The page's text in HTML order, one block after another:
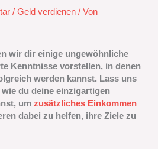
/ Geld verdienen / Von
wir dir einige ungewöhnliche
Kenntnisse vorstellen, in denen
werden kannst. Lass uns
du deine einzigartigen
um zusätzliches Einkommen
dabei zu helfen, ihre Ziele zu